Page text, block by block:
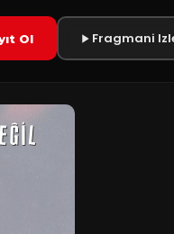
Ol Fragmani